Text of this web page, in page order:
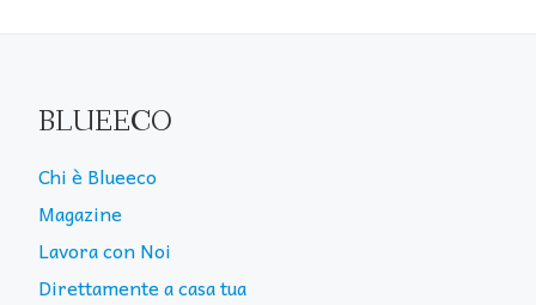
BLUEECO
Chi è Blueeco
Magazine
Lavora con Noi
Direttamente a casa tua